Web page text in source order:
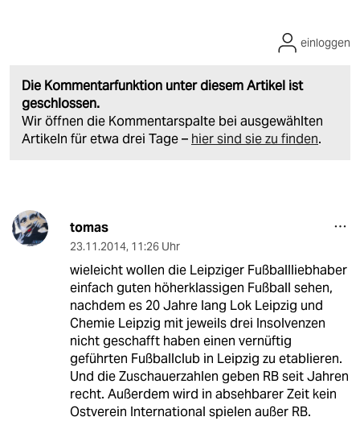
Die Kommentarfunktion unter diesem Artikel ist
geschlossen.
Wir öffnen die Kommentarspalte bei ausgewählten
Artikeln für etwa drei Tage – hier sind sie zu finden.
einloggen
tomas
23.11.2014, 11:26 Uhr
wieleicht wollen die Leipziger Fußballliebhaber
einfach guten höherklassigen Fußball sehen,
nachdem es 20 Jahre lang Lok Leipzig und
Chemie Leipzig mit jeweils drei Insolvenzen
nicht geschafft haben einen vernüftig
geführten Fußballclub in Leipzig zu etablieren.
Und die Zuschauerzahlen geben RB seit Jahren
recht. Außerdem wird in absehbarer Zeit kein
Ostverein International spielen außer RB.